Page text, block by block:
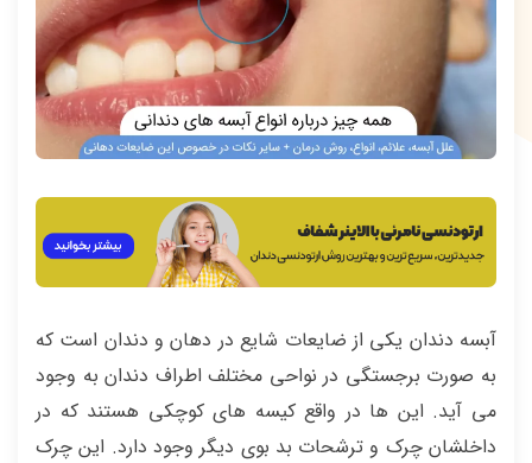
آبسه دندان یکی از ضایعات شایع در دهان و دندان است که
به صورت برجستگی در نواحی مختلف اطراف دندان به وجود
می آید. این ها در واقع کیسه های کوچکی هستند که در
داخلشان چرک و ترشحات بد بوی دیگر وجود دارد. این چرک